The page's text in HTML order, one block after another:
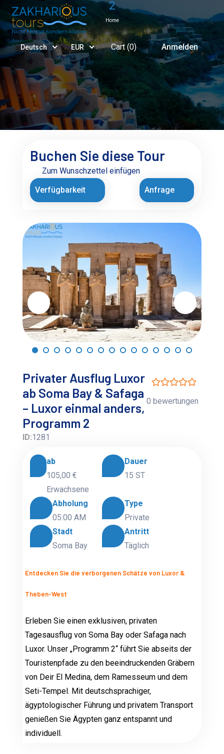
Deutsch EUR Cart (0) Anmelden
2
Home
Privater Ausflug Luxor
ab Soma Bay & Safaga
– Luxor einmal anders,
Programm 2
ID:1281
0 bewertungen
ab
105,00 €
Erwachsene
Dauer
15 ST
Abholung
05:00 AM
Type
Private
Stadt
Soma Bay
Antritt
Täglich
Entdecken Sie die verborgenen Schätze von Luxor &
Theben-West
Erleben Sie einen exklusiven, privaten
Tagesausflug von Soma Bay oder Safaga nach
Luxor. Unser „Programm 2“ führt Sie abseits der
Touristenpfade zu den beeindruckenden Gräbern
von Deir El Medina, dem Ramesseum und dem
Seti-Tempel. Mit deutschsprachiger,
ägyptologischer Führung und privatem Transport
genießen Sie Ägypten ganz entspannt und
individuell.
Buchen Sie diese Tour
Zum Wunschzettel einfügen
Verfügbarkeit
Anfrage